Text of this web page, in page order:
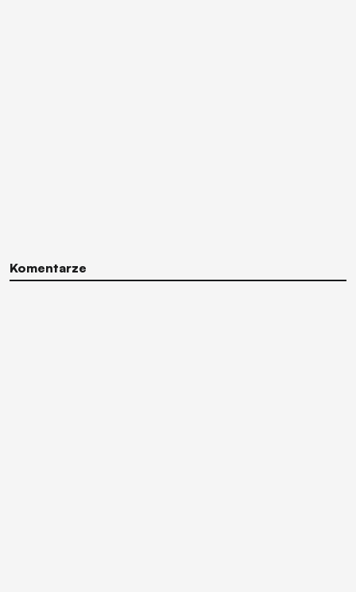
Komentarze